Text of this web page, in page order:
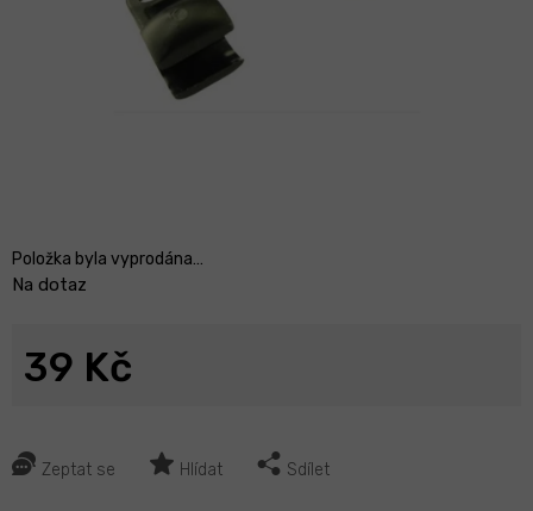
Na dotaz
Položka byla vyprodána…
Zeptat se Hlídat Sdílet
39 Kč